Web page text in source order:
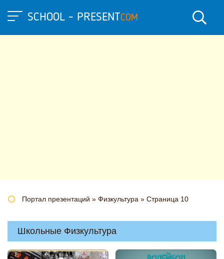
SCHOOL - PRESENTCOM
Портал презентаций » Физкультура » Страница 10
Школьные Физкультура